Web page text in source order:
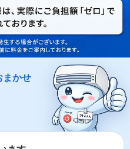
カンタン依頼
LINEで回収依頼
まかせ